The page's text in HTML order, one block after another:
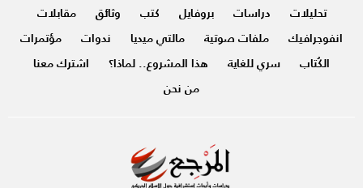
تحليلات
دراسات بروفايل كتب وثائق
مقابلات
انفوجرافيك
ملفات صوتية مالتي ميديا ندوات
مؤتمرات
الكُتاب
سري للغاية هذا المشروع.. لماذا؟
اشترك معنا
من نحن